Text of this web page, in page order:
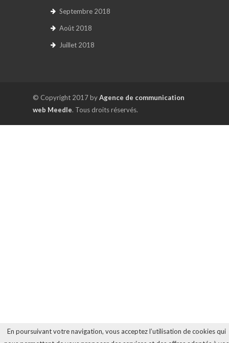
Septembre 2018
Août 2018
Juillet 2018
© Copyright 2017 byAgence de communication
web Meedle. Tous droits réservés.
En poursuivant votre navigation, vous acceptez l’utilisation de cookies qui